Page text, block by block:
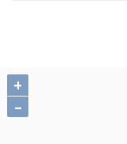
todos los nucleos
+
–